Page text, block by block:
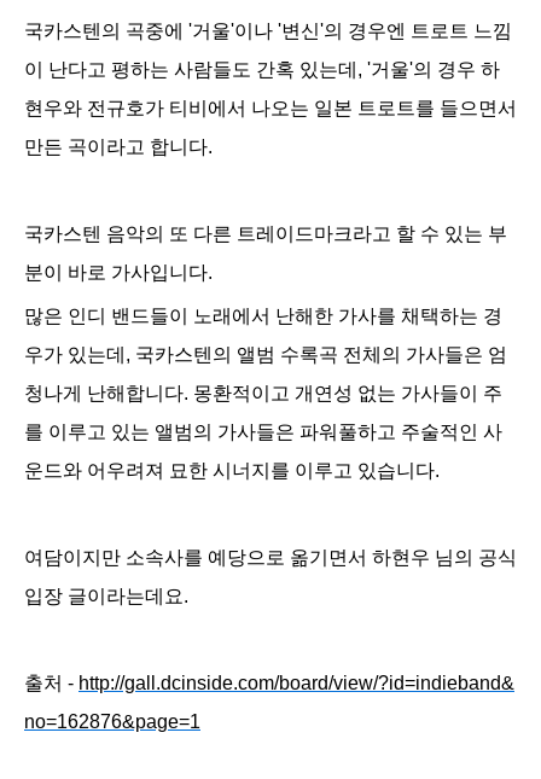
국카스텐의 곡중에 '거울'이나 '변신'의 경우엔 트로트 느낌
이 난다고 평하는 사람들도 간혹 있는데, '거울'의 경우 하
현우와 전규호가 티비에서 나오는 일본 트로트를 들으면서
만든 곡이라고 합니다.
국카스텐 음악의 또 다른 트레이드마크라고 할 수 있는 부
분이 바로 가사입니다.
많은 인디 밴드들이 노래에서 난해한 가사를 채택하는 경
우가 있는데, 국카스텐의 앨범 수록곡 전체의 가사들은 엄
청나게 난해합니다. 몽환적이고 개연성 없는 가사들이 주
를 이루고 있는 앨범의 가사들은 파워풀하고 주술적인 사
운드와 어우려 져 묘한 시너지를 이루고 있습니다.
여담이지만 소속사를 예당으로 옮기면서 하현우 님의 공식
입장 글이라는데요.
출처 - http://gall.dcinside.com/board/view/?id=indieband&
no=162876&page=1